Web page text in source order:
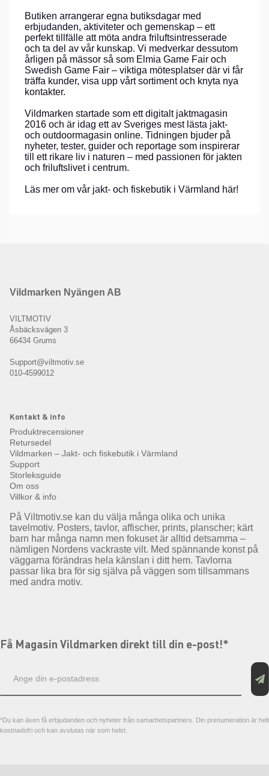
Butiken arrangerar egna butiksdagar med
erbjudanden, aktiviteter och gemenskap – ett
perfekt tillfälle att möta andra friluftsintresserade
och ta del av vår kunskap. Vi medverkar dessutom
årligen på mässor så som Elmia Game Fair och
Swedish Game Fair – viktiga mötesplatser där vi får
träffa kunder, visa upp vårt sortiment och knyta nya
kontakter.
Vildmarken startade som ett digitalt jaktmagasin
2016 och är idag ett av Sveriges mest lästa jakt-
och outdoormagasin online. Tidningen bjuder på
nyheter, tester, guider och reportage som inspirerar
till ett rikare liv i naturen – med passionen för jakten
och friluftslivet i centrum.
Läs mer om vår jakt- och fiskebutik i Värmland här!
Vildmarken Nyängen AB
VILTMOTIV
Åsbäcksvägen 3
66434 Grums
Support@viltmotiv.se
010-4599012
Kontakt & info
Produktrecensioner
Retursedel
Vildmarken – Jakt- och fiskebutik i Värmland
Support
Storleksguide
Om oss
Villkor & info
På Viltmotiv.se kan du välja många olika och unika
tavelmotiv. Posters, tavlor, affischer, prints, planscher; kärt
barn har många namn men fokuset är alltid detsamma –
nämligen Nordens vackraste vilt. Med spännande konst på
väggarna förändras hela känslan i ditt hem. Tavlorna
passar lika bra för sig själva på väggen som tillsammans
med andra motiv.
Få Magasin Vildmarken direkt till din e-post!*
postadress
*Du kan även få erbjudanden och nyheter från samarbetspartners. Din prenumeration är helt
kostnadsfri och kan avslutas när som helst.